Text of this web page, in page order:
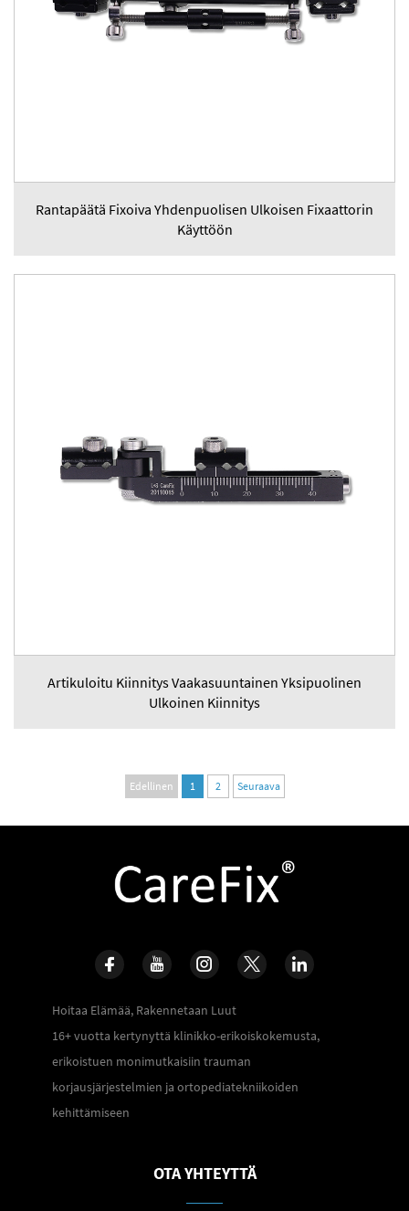
Rantapäätä Fixoiva Yhdenpuolisen Ulkoisen Fixaattorin
Käyttöön
Artikuloitu Kiinnitys Vaakasuuntainen Yksipuolinen
Ulkoinen Kiinnitys
Edellinen 1 2 Seuraava
Hoitaa Elämää, Rakennetaan Luut
16+ vuotta kertynyttä klinikko-erikoiskokemusta,
erikoistuen monimutkaisiin trauman
korjausjärjestelmien ja ortopediatekniikoiden
kehittämiseen
OTA YHTEYTTÄ